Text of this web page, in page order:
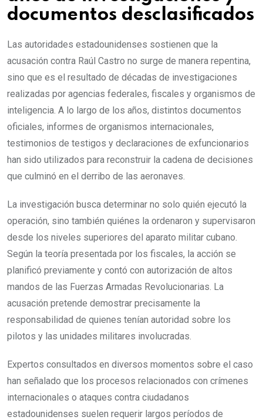
documentos desclasificados
Las autoridades estadounidenses sostienen que la
acusación contra Raúl Castro no surge de manera repentina,
sino que es el resultado de décadas de investigaciones
realizadas por agencias federales, fiscales y organismos de
inteligencia. A lo largo de los años, distintos documentos
oficiales, informes de organismos internacionales,
testimonios de testigos y declaraciones de exfuncionarios
han sido utilizados para reconstruir la cadena de decisiones
que culminó en el derribo de las aeronaves.
La investigación busca determinar no solo quién ejecutó la
operación, sino también quiénes la ordenaron y supervisaron
desde los niveles superiores del aparato militar cubano.
Según la teoría presentada por los fiscales, la acción se
planificó previamente y contó con autorización de altos
mandos de las Fuerzas Armadas Revolucionarias. La
acusación pretende demostrar precisamente la
responsabilidad de quienes tenían autoridad sobre los
pilotos y las unidades militares involucradas.
Expertos consultados en diversos momentos sobre el caso
han señalado que los procesos relacionados con crímenes
internacionales o ataques contra ciudadanos
estadounidenses suelen requerir largos períodos de